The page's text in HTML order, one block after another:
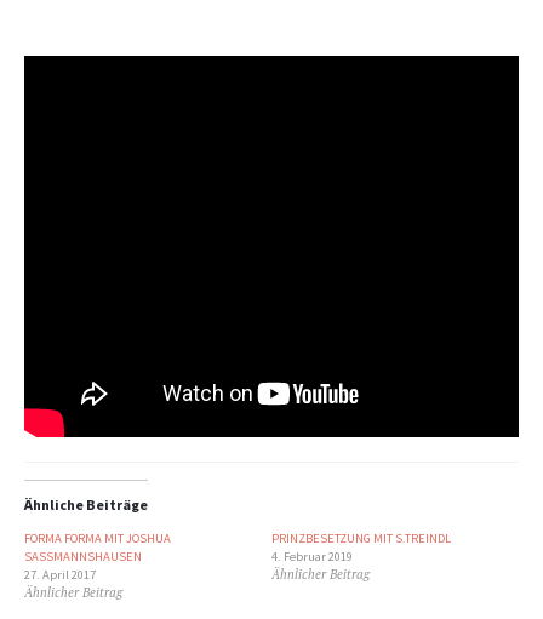
Ähnliche Beiträge
FORMA FORMA MIT JOSHUA
SASSMANNSHAUSEN
27. April 2017
Ähnlicher Beitrag
PRINZBESETZUNG MIT S.TREINDL
4. Februar 2019
Ähnlicher Beitrag